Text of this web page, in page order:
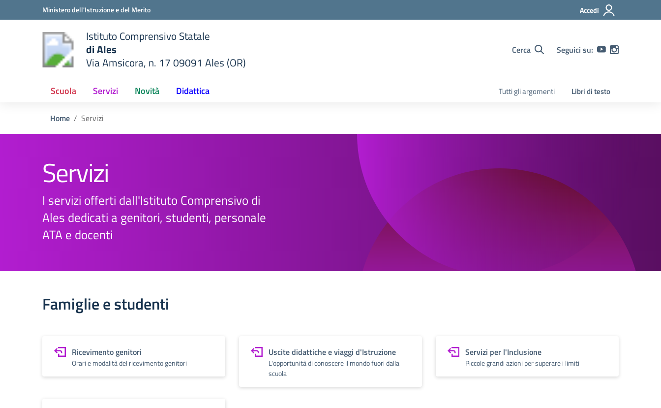
Vai ai contenuti
Vai al menu di navigazioneMinistero dell'Istruzione e del Merito Accedi
scuola
Istituto Comprensivo Statale
di Ales
Via Amsicora, n. 17 09091 Ales (OR)
Cerca Seguici su:
Scuola Servizi Novità Didattica Tutti gli argomenti Libri di testo
Home Servizi
Servizi
I servizi offerti dall'Istituto Comprensivo di
Ales dedicati a genitori, studenti, personale
ATA e docenti
Famiglie e studenti
Ricevimento genitori
Orari e modalità del ricevimento genitori
Uscite didattiche e viaggi d'Istruzione
L'opportunità di conoscere il mondo fuori dalla
scuola
Servizi per l'Inclusione
Piccole grandi azioni per superare i limiti